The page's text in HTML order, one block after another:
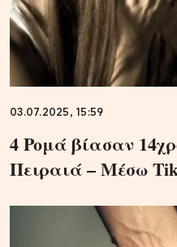
03.07.2025, 15:59
4 Ρομά βίασαν
Πειραιά – Μέσω